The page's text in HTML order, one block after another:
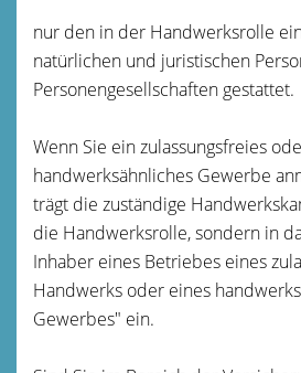
nur den in der Handwerksrolle
natürlichen und juristischen
Personengesellschaften gestattet.
Wenn Sie ein zulassungsfreies
handwerksähnliches Gewerbe
trägt die zuständige
die Handwerksrolle, sondern in
Inhaber eines Betriebes eines
Handwerks oder eines
Gewerbes" ein.